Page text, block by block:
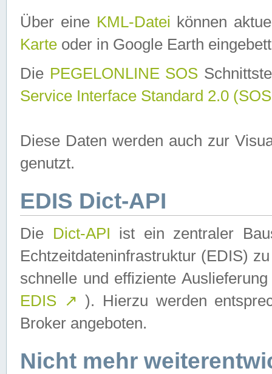
Über eine KML-Datei können
Karte oder in Google Earth
Die PEGELONLINE SOS
Service Interface Standard 2.0
Diese Daten werden auch zur
genutzt.
EDIS Dict-API
Die Dict-API ist ein zentraler
Echtzeitdateninfrastruktur (EDIS)
schnelle und effiziente
EDIS ↗ ). Hierzu werden
Broker angeboten.
Nicht mehr